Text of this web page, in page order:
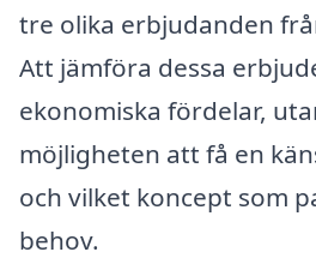
tre olika erbjudanden
Att jämföra dessa
ekonomiska fördelar,
möjligheten att få en
och vilket koncept som
behov.